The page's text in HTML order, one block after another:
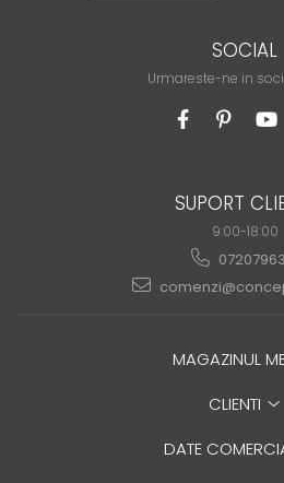
SOCIAL
Urmareste-ne in
SUPORT
9:00-18:00
MAGAZINUL
CLIENTI
DATE